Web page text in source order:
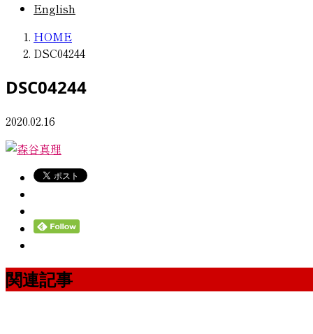
English
HOME
DSC04244
DSC04244
2020.02.16
関連記事